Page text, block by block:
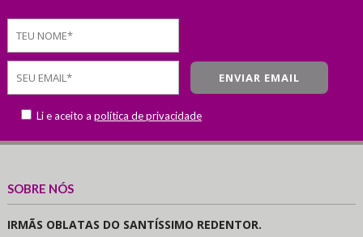
Li e aceito a política de privacidade
SOBRE NÓS
IRMÃS OBLATAS DO SANTÍSSIMO REDENTOR.